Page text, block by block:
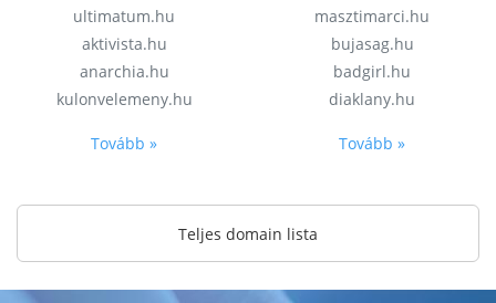
ultimatum.hu
aktivista.hu
anarchia.hu
kulonvelemeny.hu
Tovább »
masztimarci.hu
bujasag.hu
badgirl.hu
diaklany.hu
Tovább »
Teljes domain lista